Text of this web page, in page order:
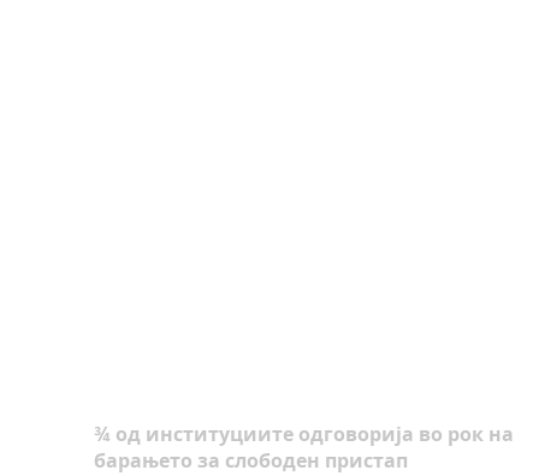
¾ од институциите одговорија во рок на
барањето за слободен пристап